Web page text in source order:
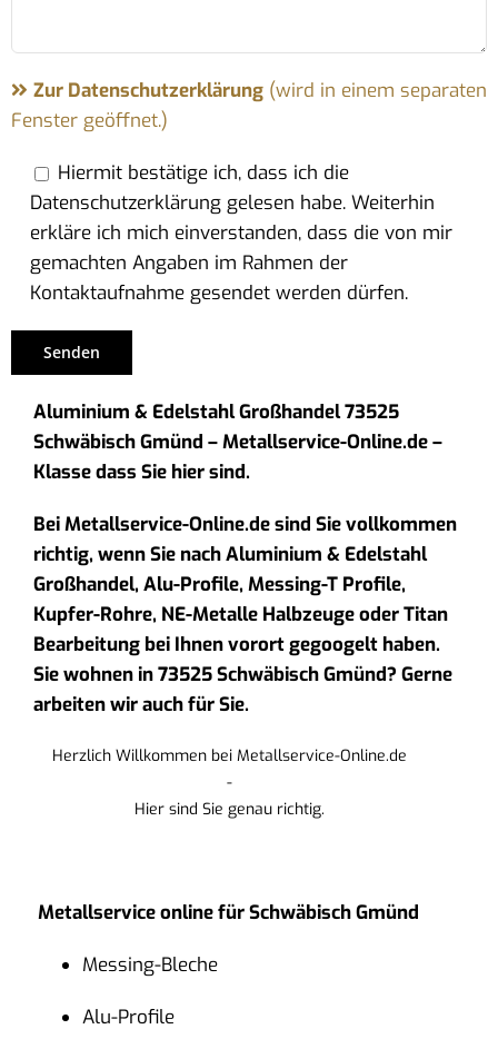
Zur Datenschutzerklärung(wird in einem separaten
Fenster geöffnet.)
Hiermit bestätige ich, dass ich die
Datenschutzerklärung gelesen habe. Weiterhin
erkläre ich mich einverstanden, dass die von mir
gemachten Angaben im Rahmen der
Kontaktaufnahme gesendet werden dürfen.
Aluminium & Edelstahl Großhandel 73525
Schwäbisch Gmünd – Metallservice-Online.de –
Klasse dass Sie hier sind.
Bei Metallservice-Online.de sind Sie vollkommen
richtig, wenn Sie nach Aluminium & Edelstahl
Großhandel, Alu-Profile, Messing-T Profile,
Kupfer-Rohre, NE-Metalle Halbzeuge oder Titan
Bearbeitung bei Ihnen vorort gegoogelt haben.
Sie wohnen in 73525 Schwäbisch Gmünd? Gerne
arbeiten wir auch für Sie.
Herzlich Willkommen bei Metallservice-Online.de
-
Hier sind Sie genau richtig.
Metallservice online für Schwäbisch Gmünd
Messing-Bleche
Alu-Profile